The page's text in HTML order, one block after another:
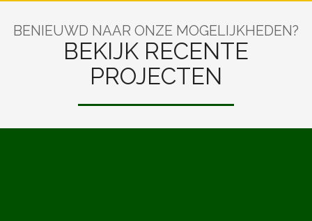
BENIEUWD NAAR ONZE MOGELIJKHEDEN?
BEKIJK RECENTE
PROJECTEN